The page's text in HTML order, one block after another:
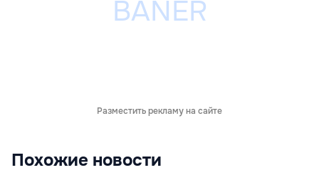
Разместить рекламу на сайте
Похожие новости